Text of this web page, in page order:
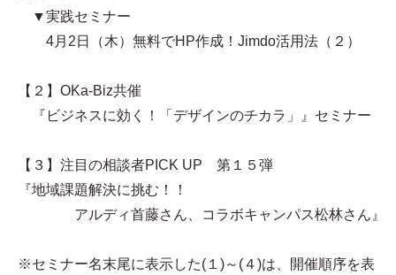
▼実践セミナー
4月2日（木）無料でHP作成！Jimdo活用法（２）
【２】OKa-Biz共催
『ビジネスに効く！「デザインのチカラ」』セミナー
【３】注目の相談者PICK UP 第１５弾
『地域課題解決に挑む！！
アルディ首藤さん、コラボキャンパス松林さん』
※セミナー名末尾に表示した(１)～(４)は、開催順序を表